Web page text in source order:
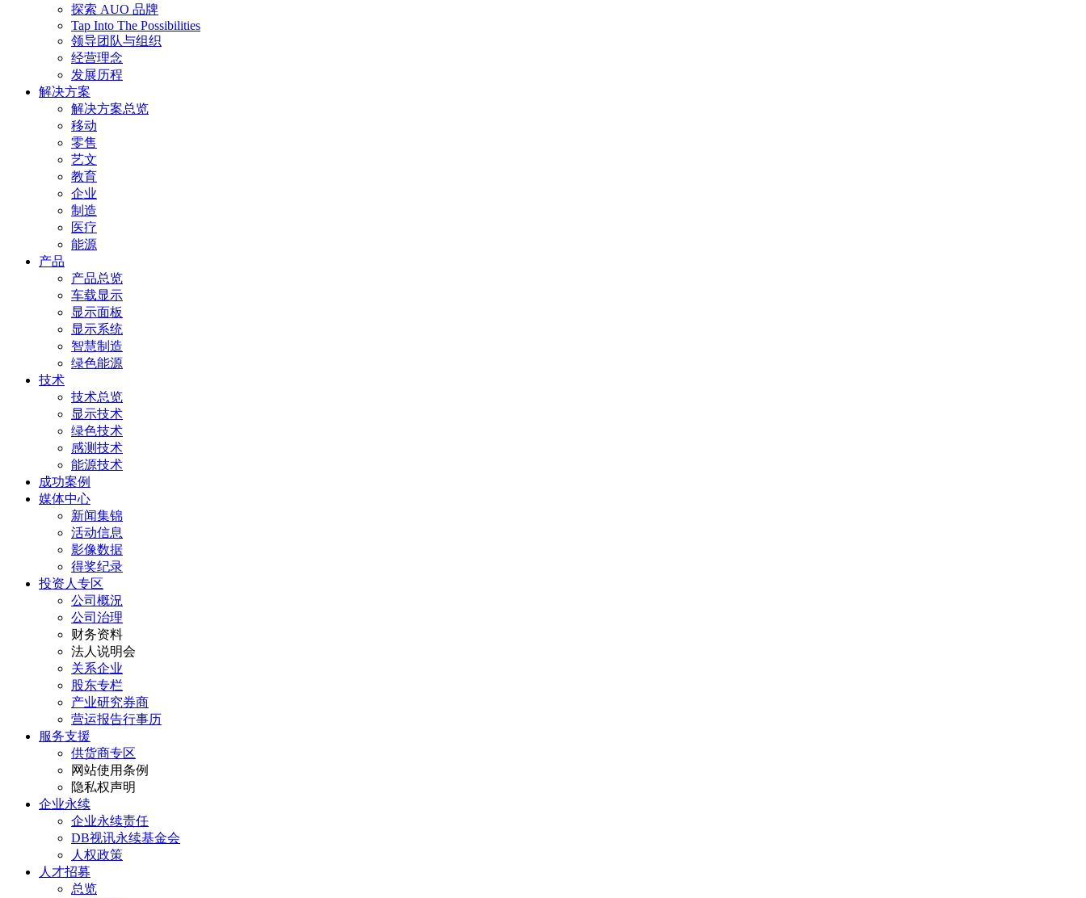
探索 AUO 品牌
Tap Into The Possibilities
领导团队与组织
经营理念
发展历程
解决方案
解决方案总览
移动
零售
艺文
教育
企业
制造
医疗
能源
产品
产品总览
车载显示
显示面板
显示系统
智慧制造
绿色能源
技术
技术总览
显示技术
绿色技术
感测技术
能源技术
成功案例
媒体中心
新闻集锦
活动信息
影像数据
得奖纪录
投资人专区
公司概況
公司治理
财务资料
法人说明会
关系企业
股东专栏
产业研究券商
营运报告行事历
服务支援
供货商专区
网站使用条例
隐私权声明
企业永续
企业永续责任
DB视讯永续基金会
人权政策
人才招募
总览